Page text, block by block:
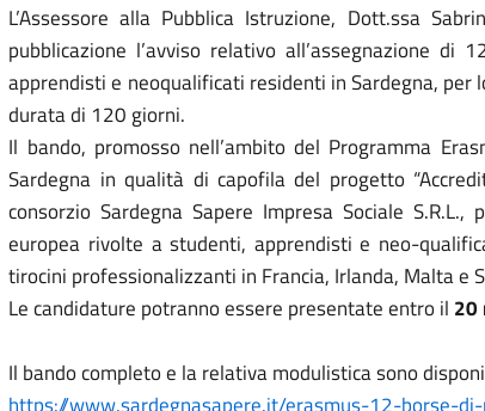
L’Assessore alla Pubblica Istruzione, Dott.ssa
pubblicazione l’avviso relativo all’assegnazione
apprendisti e neoqualificati residenti in Sardegna,
durata di 120 giorni.
Il bando, promosso nell’ambito del Programma
Sardegna in qualità di capofila del progetto
consorzio Sardegna Sapere Impresa Sociale
europea rivolte a studenti, apprendisti e neo-
tirocini professionalizzanti in Francia, Irlanda, Malta e
Le candidature potranno essere presentate entro il 20
Il bando completo e la relativa modulistica sono